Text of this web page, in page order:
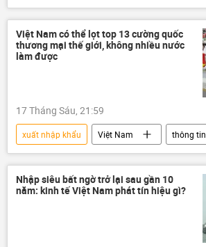
thông tin
nhập khẩu
doanh nghiệp
FDI
Việt Nam có thể lọt top 13 cường quốc
thương mại thế giới, không nhiều nước
làm được
17 Tháng Sáu, 21:59
xuất nhập khẩu Việt Nam
thông tin
Kinh tế
Nhập siêu bất ngờ trở lại sau gần 10
năm: kinh tế Việt Nam phát tín hiệu gì?